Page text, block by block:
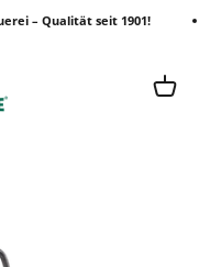
– Qualität seit 1901!